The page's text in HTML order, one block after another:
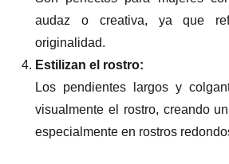
audaz o creativa, ya que
originalidad.
Estilizan el rostro:
Los pendientes largos y
visualmente el rostro, creando
especialmente en rostros